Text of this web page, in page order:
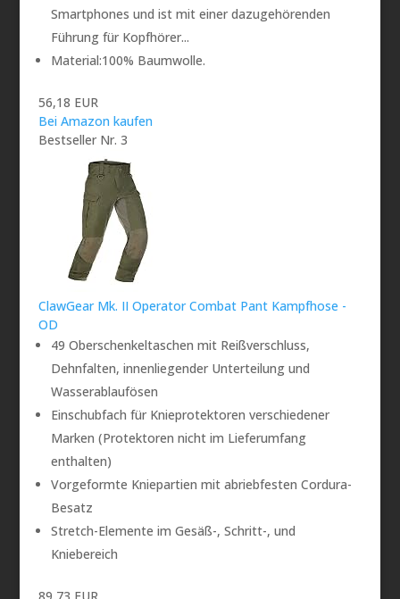
Smartphones und ist mit einer dazugehörenden
Führung für Kopfhörer...
Material:100% Baumwolle.
56,18 EUR
Bei Amazon kaufen
Bestseller Nr. 3
ClawGear Mk. II Operator Combat Pant Kampfhose -
OD
49 Oberschenkeltaschen mit Reißverschluss,
Dehnfalten, innenliegender Unterteilung und
Wasserablaufösen
Einschubfach für Knieprotektoren verschiedener
Marken (Protektoren nicht im Lieferumfang
enthalten)
Vorgeformte Kniepartien mit abriebfesten Cordura-
Besatz
Stretch-Elemente im Gesäß-, Schritt-, und
Kniebereich